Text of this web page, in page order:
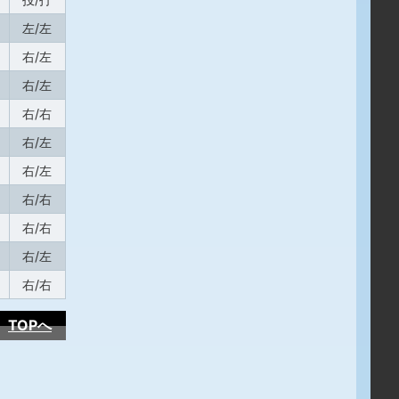
左/左
右/左
右/左
右/右
右/左
右/左
右/右
右/右
右/左
右/右
TOPへ